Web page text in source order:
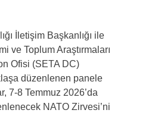
İletişim Başkanlığı ile
ve Toplum Araştırmaları
Ofisi (SETA DC)
düzenlenen panele
7-8 Temmuz 2026’da
NATO Zirvesi’ni